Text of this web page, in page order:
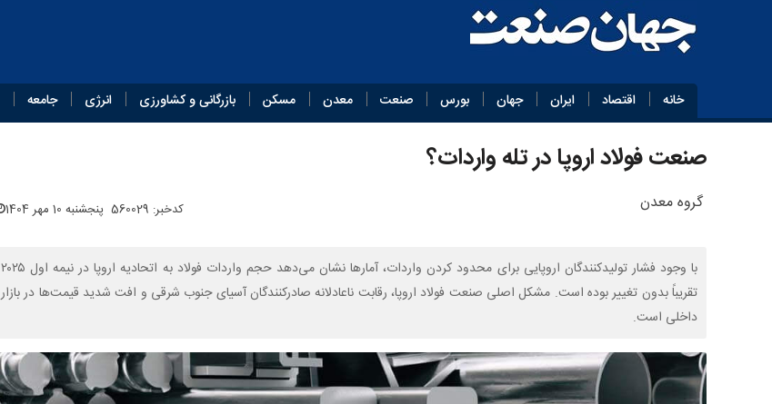
خانه اقتصاد ایران جهان بورس صنعت معدن مسکن بازرگانی و کشاورزی انرژی جامعه
صنعت فولاد اروپا در تله واردات؟
گروه معدن کدخبر: 560029 پنجشنبه 10 مهر 1404
با وجود فشار تولیدکنندگان اروپایی برای محدود کردن واردات، آمارها نشان می‌دهد حجم واردات فولاد به اتحادیه اروپا در نیمه اول ۲۰۲۵
تقریباً بدون تغییر بوده است. مشکل اصلی صنعت فولاد اروپا، رقابت ناعادلانه صادرکنندگان آسیای جنوب شرقی و افت شدید قیمت‌ها در بازار
داخلی است.